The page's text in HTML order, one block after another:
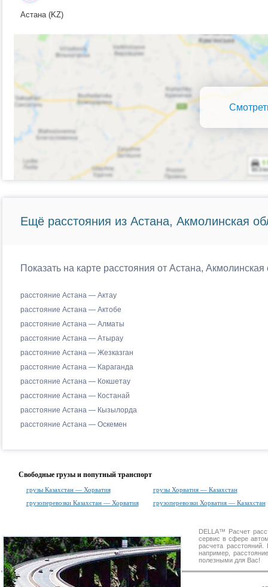
Астана (KZ)
Ещё расстояния из Астана, Акмолинская
Показать на карте расстояния от Астана,
расстояние Астана — Актау
расстояние Астана — Актобе
расстояние Астана — Алматы
расстояние Астана — Атырау
расстояние Астана — Жезказган
расстояние Астана — Караганда
расстояние Астана — Кокшетау
расстояние Астана — Костанай
расстояние Астана — Кызылорда
расстояние Астана — Оскемен
Свободные грузы и попутный транспорт
грузы Казахстан — Хорватия
грузы Хорватия — Казахстан
грузоперевозки Казахстан — Хорватия
грузоперевозки Хорватия — Казахстан
DELLA™ Расчет
сервис в сфере
расчета
например,
полезными для Вас!